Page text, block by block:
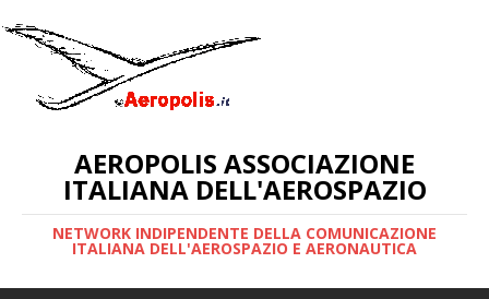
AEROPOLIS ASSOCIAZIONE
ITALIANA DELL'AEROSPAZIO
NETWORK INDIPENDENTE DELLA COMUNICAZIONE
ITALIANA DELL'AEROSPAZIO E AERONAUTICA